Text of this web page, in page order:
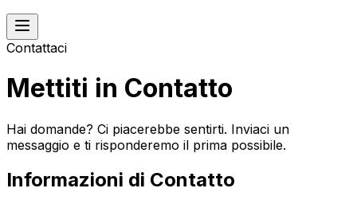
Contattaci
Mettiti in Contatto
Hai domande? Ci piacerebbe sentirti. Inviaci un
messaggio e ti risponderemo il prima possibile.
Informazioni di Contatto